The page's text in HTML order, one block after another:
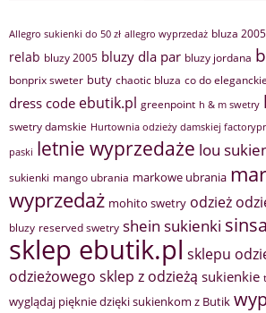
Allegro sukienki do 50 zł allegro wyprzedaż bluza 2005
relab bluzy 2005 bluzy dla par bluzy jordana
bonprix sweter buty chaotic bluza co do
dress code ebutik.pl greenpoint h & m swetry
swetry damskie Hurtownia odzieży damskiej
paski letnie wyprzedaże lou
sukienki mango ubrania markowe ubrania
wyprzedaż mohito swetry odzież
bluzy reserved swetry shein sukienki
sklep ebutik.pl sklepu
odzieżowego sklep z odzieżą sukienkie
wyglądaj pięknie dzięki sukienkom z Butik